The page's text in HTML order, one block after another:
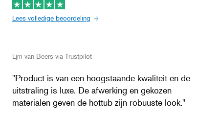
Lees volledige beoordeling
Ljm van Beers via Trustpilot
"Product is van een hoogstaande kwaliteit en de
uitstraling is luxe. De afwerking en gekozen
materialen geven de hottub zijn robuuste look."